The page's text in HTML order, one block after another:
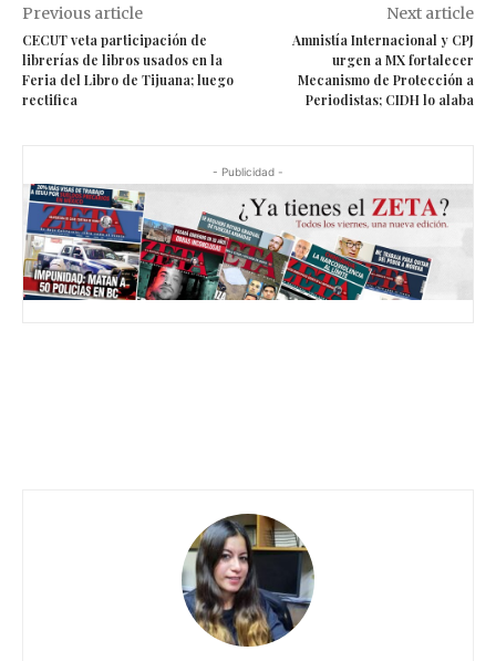
Previous article
CECUT veta participación de
librerías de libros usados en la
Feria del Libro de Tijuana; luego
rectifica
Next article
Amnistía Internacional y CPJ
urgen a MX fortalecer
Mecanismo de Protección a
Periodistas; CIDH lo alaba
- Publicidad -